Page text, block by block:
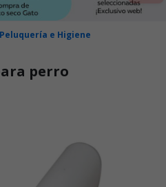
Peluquería e Higiene
perro